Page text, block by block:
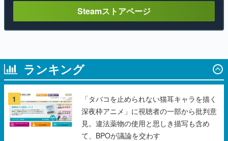
ランキング
1
「タバコを止められない猫耳キャラを描く
深夜枠アニメ」に視聴者の一部から批判意
見。違法薬物の使用と思しき描写も含め
て、BPOが議論を交わす
2
【無料】ダンジョン探索で手に入れたもの
を自分の店で売るゲーム『Moonlighter』が